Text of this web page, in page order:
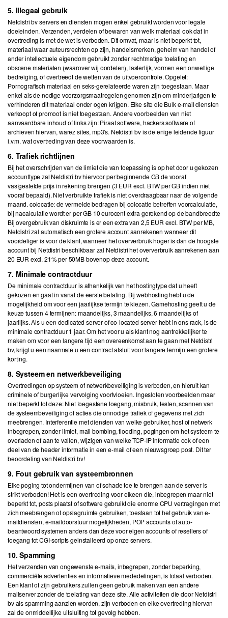
5. Illegaal gebruik
Netdistri bv servers en diensten mogen enkel gebruikt worden voor legale
doeleinden. Verzenden, verdelen of bewaren van welk materiaal ook dat in
overtreding is met de wet is verboden. Dit omvat, maar is niet beperkt tot,
materiaal waar auteursrechten op zijn, handelsmerken, geheim van handel of
ander intellectuele eigendom gebruikt zonder rechtmatige toelating en
obscene materialen (waarover wij oordelen), lasterlijk, vormen een onwettige
bedreiging, of overtreedt de wetten van de uitvoercontrole. Opgelet:
Pornografisch materiaal en seks-gerelateerde waren zijn toegestaan. Maar
enkel als de nodige voorzorgsmaatregelen genomen zijn om minderjarigen te
verhinderen dit materiaal onder ogen krijgen. Elke site die Bulk e-mail diensten
verkoopt of promoot is niet toegestaan. Andere voorbeelden van niet
aanvaardbare inhoud of links zijn: Piraat software, hackers software of
archieven hiervan, warez sites, mp3's. Netdistri bv is de enige leidende figuur
i.v.m. wat overtreding van deze voorwaarden is.
6. Trafiek richtlijnen
Bij het overschrijden van de limiet die van toepassing is op het door u gekozen
accounttype zal Netdistri bv hiervoor per beginnende GB de vooraf
vastgestelde prijs in rekening brengen (3 EUR excl. BTW per GB indien niet
vooraf bepaald). Niet verbruikte trafiek is niet overdraagbaar naar de volgende
maand. colocatie: de vermelde bedragen bij colocatie betreffen voorcalculatie,
bij nacalculatie wordt er per GB 10 eurocent extra gerekend op de bandbreedte
Bij overgebruik van diskruimte is er een extra van 2,5 EUR excl. BTW per MB,
Netdistri zal automatisch een grotere account aanrekenen wanneer dit
voordeliger is voor de klant, wanneer het oververbruik hoger is dan de hoogste
account bij Netdistri beschikbaar zal Netdistri het oververbruik aanrekenen aan
20 EUR excl. 21% per 50MB bovenop deze account.
7. Minimale contractduur
De minimale contractduur is afhankelijk van het hostingtype dat u heeft
gekozen en gaat in vanaf de eerste betaling. Bij webhosting hebt u de
mogelijkheid om voor een jaarlijkse termijn te kiezen. Gamehosting geeft u de
keuze tussen 4 termijnen: maandelijks, 3 maandelijks, 6 maandelijks of
jaarlijks. Als u een dedicated server of co-located server hebt in ons rack, is de
minimale contractduur 1 jaar. Om het voor u als klant nog aantrekkelijker te
maken om voor een langere tijd een overeenkomst aan te gaan met Netdistri
bv, krijgt u een naarmate u een contract afsluit voor langere termijn een grotere
korting.
8. Systeem en netwerkbeveiliging
Overtredingen op systeem of netwerkbeveiliging is verboden, en hieruit kan
criminele of burgerlijke vervolging voortvloeien. Ingesloten voorbeelden maar
niet beperkt tot deze: Niet toegestane toegang, misbruik, testen, scannen van
de systeembeveiliging of acties die onnodige trafiek of gegevens met zich
meebrengen. Interferentie met diensten van welke gebruiker, host of netwerk
inbegrepen, zonder limiet, mail bombing, flooding, pogingen om het systeem te
overladen of aan te vallen, wijzigen van welke TCP-IP informatie ook of een
deel van de header informatie in een e-mail of een nieuwsgroep post. Dit ter
beoordeling van Netdistri bv!
9. Fout gebruik van systeembronnen
Elke poging tot ondermijnen van of schade toe te brengen aan de server is
strikt verboden! Het is een overtreding voor elkeen die, inbegrepen maar niet
beperkt tot, posts plaatst of software gebruikt die enorme CPU vertragingen met
zich meebrengen of opslagruimte gebruiken, toestaan tot het gebruik van e-
maildiensten, e-maildoorstuur mogelijkheden, POP accounts of auto-
beantwoord systemen anders dan deze voor eigen accounts of resellers of
toegang tot CGI-scripts geinstalleerd op onze servers.
10. Spamming
Het verzenden van ongewenste e-mails, inbegrepen, zonder beperking,
commerciële advertenties en informatieve mededelingen, is totaal verboden.
Een klant of zijn gebruikers zullen geen gebruik maken van een andere
mailserver zonder de toelating van deze site. Alle activiteiten die door Netdistri
bv als spamming aanzien worden, zijn verboden en elke overtreding hiervan
zal de onmiddellijke uitsluiting tot gevolg hebben.